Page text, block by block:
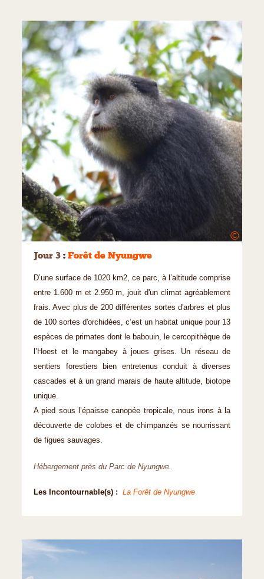
©
Jour 3 : Forêt de Nyungwe
D’une surface de 1020 km2, ce parc, à l’altitude comprise
entre 1.600 m et 2.950 m, jouit d'un climat agréablement
frais. Avec plus de 200 différentes sortes d'arbres et plus
de 100 sortes d'orchidées, c’est un habitat unique pour 13
espèces de primates dont le babouin, le cercopithèque de
l’Hoest et le mangabey à joues grises. Un réseau de
sentiers forestiers bien entretenus conduit à diverses
cascades et à un grand marais de haute altitude, biotope
unique.
A pied sous l’épaisse canopée tropicale, nous irons à la
découverte de colobes et de chimpanzés se nourrissant
de figues sauvages.
Hébergement près du Parc de Nyungwe.
Les Incontournable(s) : La Forêt de Nyungwe